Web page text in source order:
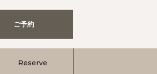
ご予約
Reserve